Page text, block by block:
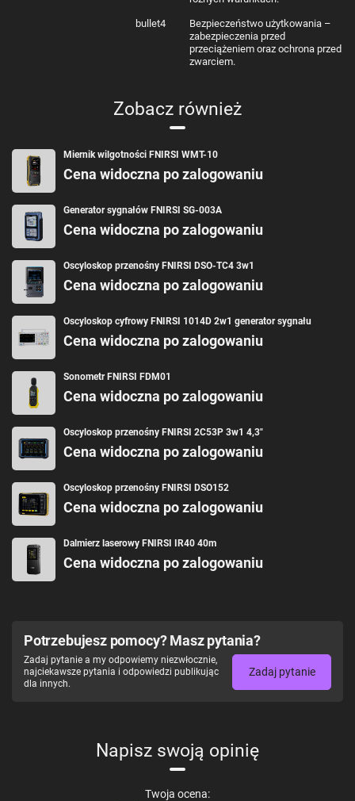
bullet4
Bezpieczeństwo użytkowania –
zabezpieczenia przed
przeciążeniem oraz ochrona przed
zwarciem.
Zobacz również
Miernik wilgotności FNIRSI WMT-10
Cena widoczna po zalogowaniu
Generator sygnałów FNIRSI SG-003A
Cena widoczna po zalogowaniu
Oscyloskop przenośny FNIRSI DSO-TC4 3w1
Cena widoczna po zalogowaniu
Oscyloskop cyfrowy FNIRSI 1014D 2w1 generator sygnału
Cena widoczna po zalogowaniu
Sonometr FNIRSI FDM01
Cena widoczna po zalogowaniu
Oscyloskop przenośny FNIRSI 2C53P 3w1 4,3"
Cena widoczna po zalogowaniu
Oscyloskop przenośny FNIRSI DSO152
Cena widoczna po zalogowaniu
Dalmierz laserowy FNIRSI IR40 40m
Cena widoczna po zalogowaniu
Potrzebujesz pomocy? Masz pytania?
Zadaj pytanie a my odpowiemy niezwłocznie,
najciekawsze pytania i odpowiedzi publikując
dla innych.
Zadaj pytanie
Napisz swoją opinię
Twoja ocena: